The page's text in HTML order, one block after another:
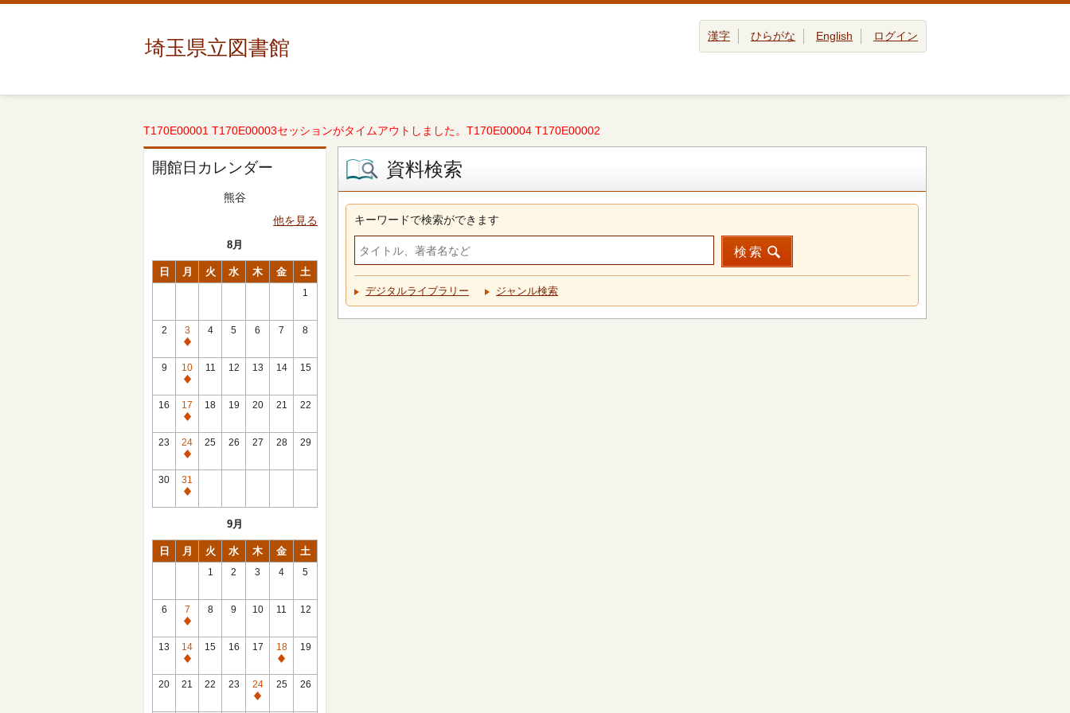
埼玉県立図書館 漢字 ひらがな English ログイン
T170E00001 T170E00003セッションがタイムアウトしました。T170E00004 T170E00002
開館日カレンダー
熊谷
他を見る
8月
日 月 火 水 木 金 土
1
2
3
休
館
日
4 5 6 7 8
9
10
休
館
日
11 12 13 14 15
16
17
休
館
日
18 19 20 21 22
23
24
休
館
日
25 26 27 28 29
30
31
休
9月
日 月 火 水 木 金 土
1 2 3 4 5
6
7
休
館
日
8 9 10 11 12
13
14
休
館
15 16 17
18
休
館
19
20 21 22 23
24
休
25 26
資料検索
キーワードで検索ができます
検索
デジタルライブラリー ジャンル検索